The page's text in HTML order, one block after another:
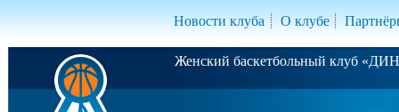
Новости клуба О клубе
Женский баскетбольный клуб